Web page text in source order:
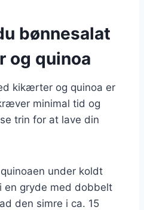
bønnesalat
og quinoa
kikærter og quinoa er
minimal tid og
trin for at lave din
under koldt
en gryde med dobbelt
den simre i ca. 15